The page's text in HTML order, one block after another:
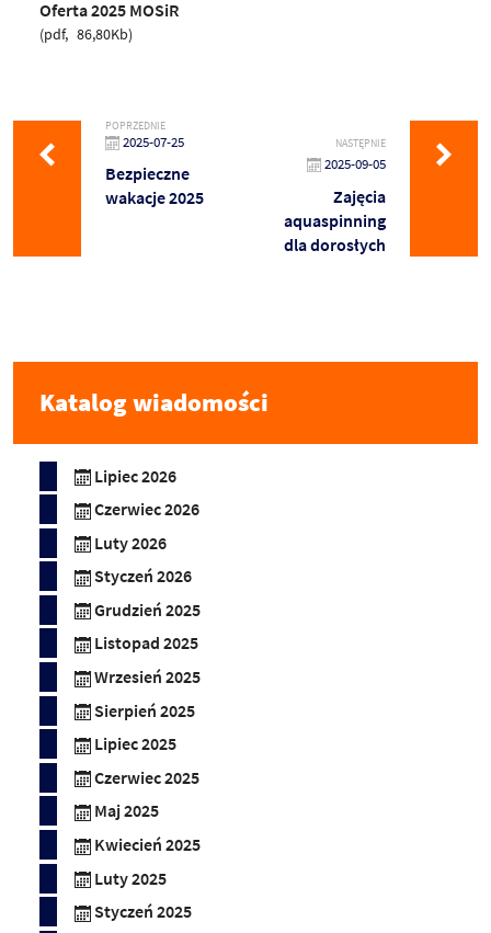
Oferta 2025 MOSiR
pdf 86,80Kb
POPRZEDNIE
2025-07-25
Bezpieczne
wakacje 2025
NASTĘPNIE
2025-09-05
Zajęcia
aquaspinning
dla dorosłych
Katalog wiadomości
Lipiec 2026
Czerwiec 2026
Luty 2026
Styczeń 2026
Grudzień 2025
Listopad 2025
Wrzesień 2025
Sierpień 2025
Lipiec 2025
Czerwiec 2025
Maj 2025
Kwiecień 2025
Luty 2025
Styczeń 2025